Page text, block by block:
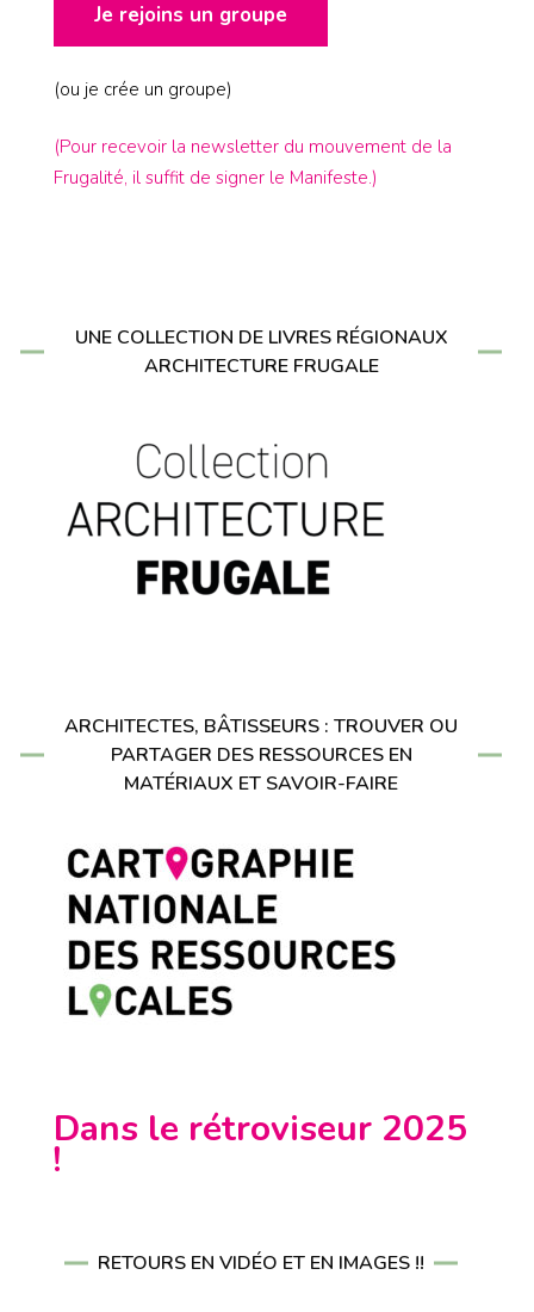
Je rejoins un groupe
(ou je crée un groupe)
(Pour recevoir la newsletter du mouvement de la
Frugalité, il suffit de signer le Manifeste.)
UNE COLLECTION DE LIVRES RÉGIONAUX
ARCHITECTURE FRUGALE
ARCHITECTES, BÂTISSEURS : TROUVER OU
PARTAGER DES RESSOURCES EN
MATÉRIAUX ET SAVOIR-FAIRE
Dans le rétroviseur 2025
!
RETOURS EN VIDÉO ET EN IMAGES !!